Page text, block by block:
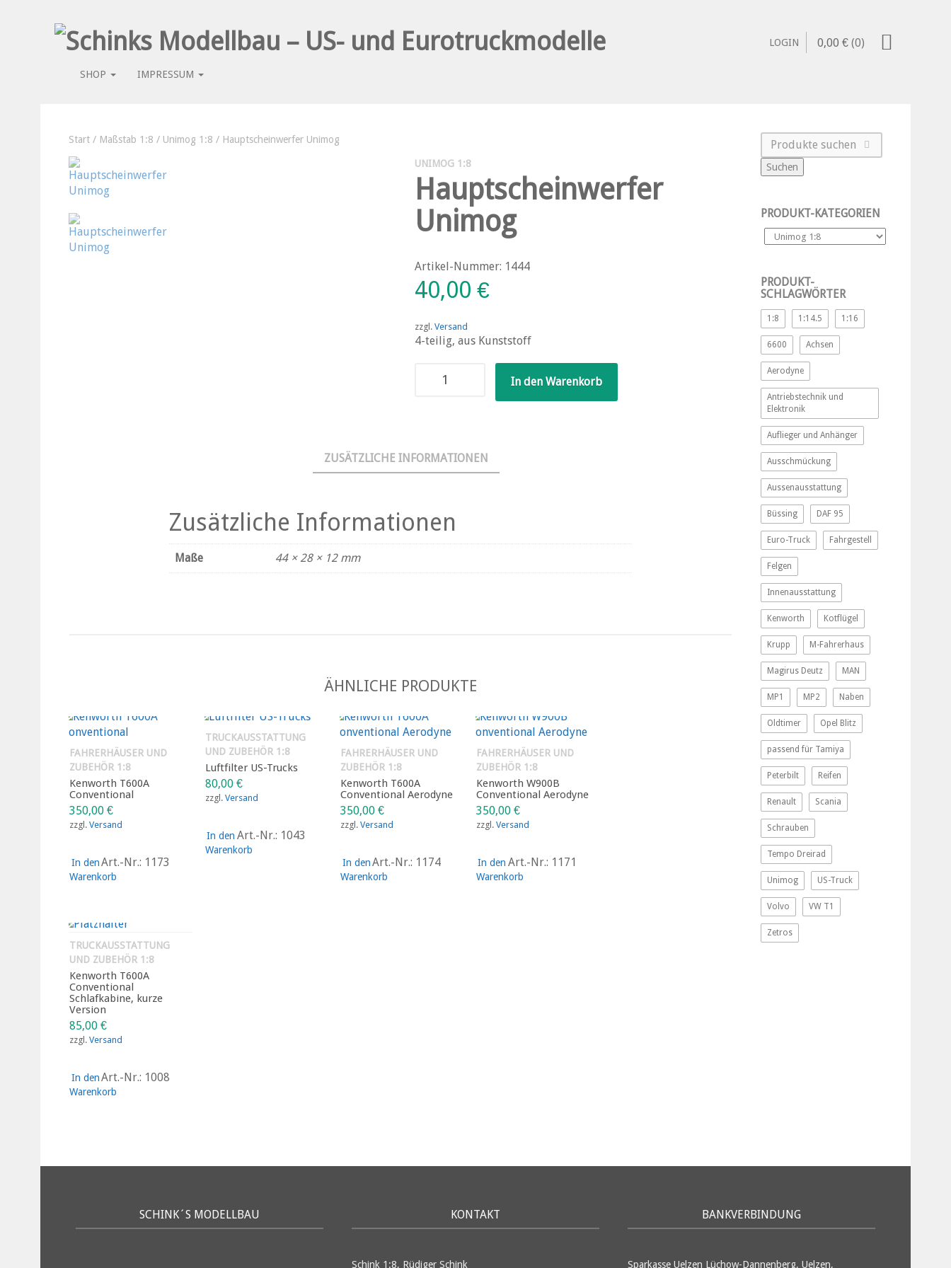
SHOP IMPRESSUM
0,00 € (0)
LOGIN
Suchen
PRODUKT-KATEGORIEN
PRODUKT-
SCHLAGWÖRTER
1:8 1:14.5 1:16
6600 Achsen
Aerodyne
Antriebstechnik und
Elektronik
Auflieger und Anhänger
Ausschmückung
Aussenausstattung
Büssing DAF 95
Euro-Truck Fahrgestell
Felgen
Innenausstattung
Kenworth Kotflügel
Krupp M-Fahrerhaus
Magirus Deutz MAN
MP1 MP2 Naben
Oldtimer Opel Blitz
passend für Tamiya
Peterbilt Reifen
Renault Scania
Schrauben
Tempo Dreirad
Unimog US-Truck
Volvo VW T1
Zetros
Start / Maßstab 1:8 / Unimog 1:8 / Hauptscheinwerfer Unimog
UNIMOG 1:8
Hauptscheinwerfer
Unimog
Artikel-Nummer: 1444
40,00€
zzgl.Versand
4-teilig, aus Kunststoff
Unimog
In den Warenkorb
ZUSÄTZLICHE INFORMATIONEN
Zusätzliche Informationen
Maße 44 × 28 × 12 mm
ÄHNLICHE PRODUKTE
FAHRERHÄUSER UND
ZUBEHÖR 1:8
Kenworth T600A
Conventional
350,00 €
zzgl. Versand
In den
Warenkorb
Art.-Nr.: 1173
TRUCKAUSSTATTUNG
UND ZUBEHÖR 1:8
Luftfilter US-Trucks
80,00 €
zzgl. Versand
In den
Warenkorb
Art.-Nr.: 1043
FAHRERHÄUSER UND
ZUBEHÖR 1:8
Kenworth T600A
Conventional Aerodyne
350,00€
zzgl.Versand
In den
Warenkorb
Art.-Nr.: 1174
FAHRERHÄUSER UND
ZUBEHÖR 1:8
Kenworth W900B
Conventional Aerodyne
350,00 €
zzgl. Versand
In den
Warenkorb
Art.-Nr.: 1171
TRUCKAUSSTATTUNG
UND ZUBEHÖR 1:8
Kenworth T600A
Conventional
Schlafkabine, kurze
Version
85,00 €
zzgl. Versand
In den
Warenkorb
Art.-Nr.: 1008
SCHINK´S MODELLBAU KONTAKT
Schink 1:8, Rüdiger Schink
BANKVERBINDUNG
Sparkasse Uelzen Lüchow-Dannenberg, Uelzen,